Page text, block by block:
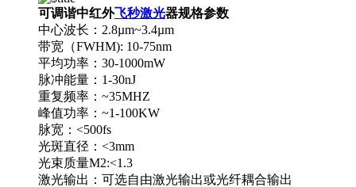
可调谐中红外飞秒激光器规格参数
中心波长：2.8µm~3.4µm
带宽（FWHM): 10-75nm
平均功率：30-1000mW
脉冲能量：1-30nJ
重复频率：~35MHZ
峰值功率：~1-100KW
脉宽：<500fs
光斑直径：<3mm
光束质量M2:<1.3
激光输出：可选自由激光输出或光纤耦合输出